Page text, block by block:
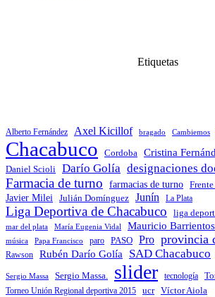
Etiquetas
Alberto Fernández Axel Kicillof bragado Cambiemos
Chacabuco Cordoba Cristina
Daniel Scioli Darío Golía designaciones
Farmacia de turno farmacias de turno
Javier Milei Julián Domínguez Junín La Plata
Liga Deportiva de Chacabuco liga
mar del plata María Eugenia Vidal Mauricio Barrientos
música Papa Francisco paro PASO Pro provincia
Rawson Rubén Darío Golía SAD Chacabuco
Sergio Massa Sergio Massa. slider tecnología
Torneo Unión Regional deportiva 2015 ucr Víctor Aiola